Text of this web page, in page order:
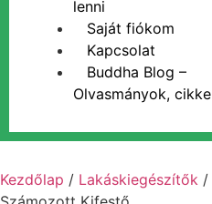
lenni
Saját fiókom
Kapcsolat
Buddha Blog –
Olvasmányok,
Kezdőlap / Lakáskiegészítők /